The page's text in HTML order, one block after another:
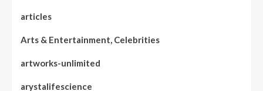
articles
Arts & Entertainment, Celebrities
artworks-unlimited
arystalifescience